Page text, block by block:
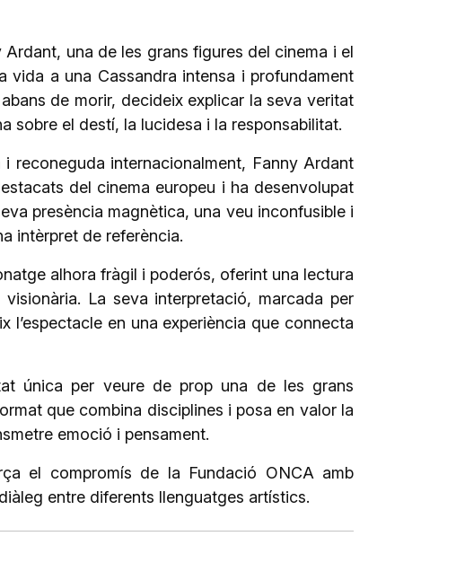
una de les grans figures del cinema i el
vida a una Cassandra intensa i profundament
de morir, decideix explicar la seva veritat
sobre el destí, la lucidesa i la responsabilitat.
reconeguda internacionalment, Fanny Ardant
del cinema europeu i ha desenvolupat
presència magnètica, una veu inconfusible i
intèrpret de referència.
alhora fràgil i poderós, oferint una lectura
La seva interpretació, marcada per
l’espectacle en una experiència que connecta
única per veure de prop una de les grans
que combina disciplines i posa en valor la
emoció i pensament.
el compromís de la Fundació ONCA amb
entre diferents llenguatges artístics.